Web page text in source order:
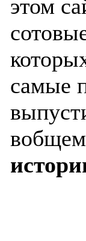
этом
самые
вобщем